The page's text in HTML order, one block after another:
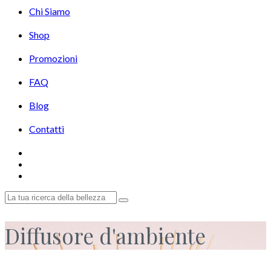
Chi Siamo
Shop
Promozioni
FAQ
Blog
Contatti
Diffusore d'ambiente